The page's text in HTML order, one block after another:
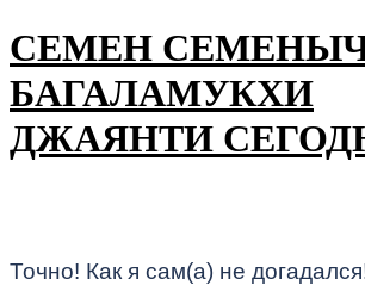
СЕМЕН
БАГАЛАМУКХИ
ДЖАЯНТИ
Точно! Как я сам(а) не